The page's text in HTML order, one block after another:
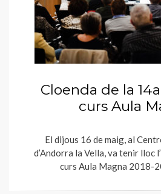
Cloenda de la
curs Aula
El dijous 16 de maig, al
d’Andorra la Vella, va tenir lloc
curs Aula Magna 2018-